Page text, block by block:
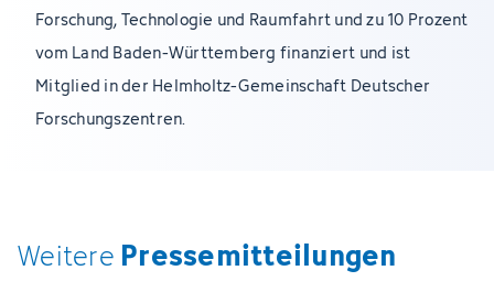
Forschung, Technologie und Raumfahrt und zu 10 Prozent
vom Land Baden-Württemberg finanziert und ist
Mitglied in der Helmholtz-Gemeinschaft Deutscher
Forschungszentren.
Weitere Pressemitteilungen